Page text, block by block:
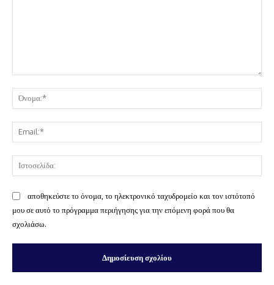
αποθηκεύστε το όνομα, το ηλεκτρονικό ταχυδρομείο και τον ιστότοπό
μου σε αυτό το πρόγραμμα περιήγησης για την επόμενη φορά που θα
σχολιάσω.